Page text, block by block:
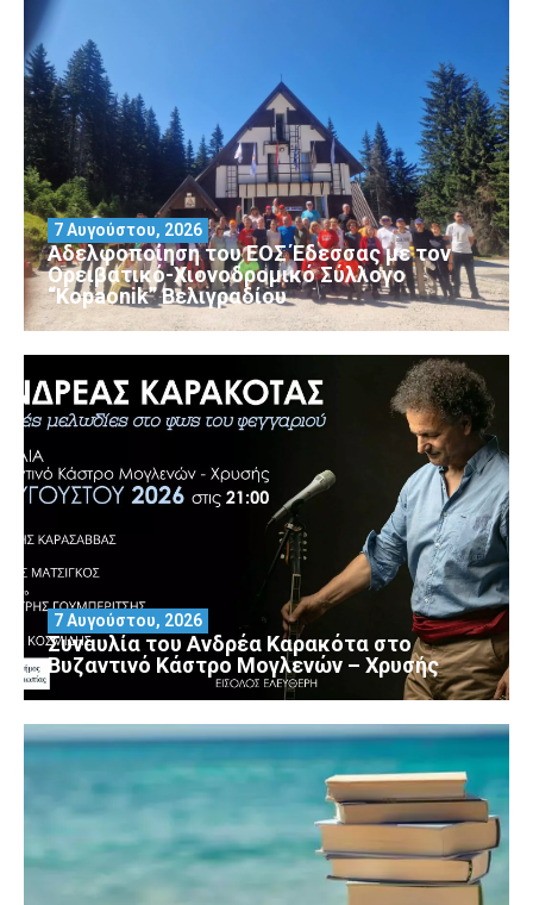
Αδελφοποίηση του ΕΟΣ Έδεσσας με τον
Ορειβατικό-Χιονοδρομικό Σύλλογο
“Kopaonik” Βελιγραδίου
7 Αυγούστου, 2026
Συναυλία του Ανδρέα Καρακότα στο
Βυζαντινό Κάστρο Μογλενών – Χρυσής
7 Αυγούστου, 2026